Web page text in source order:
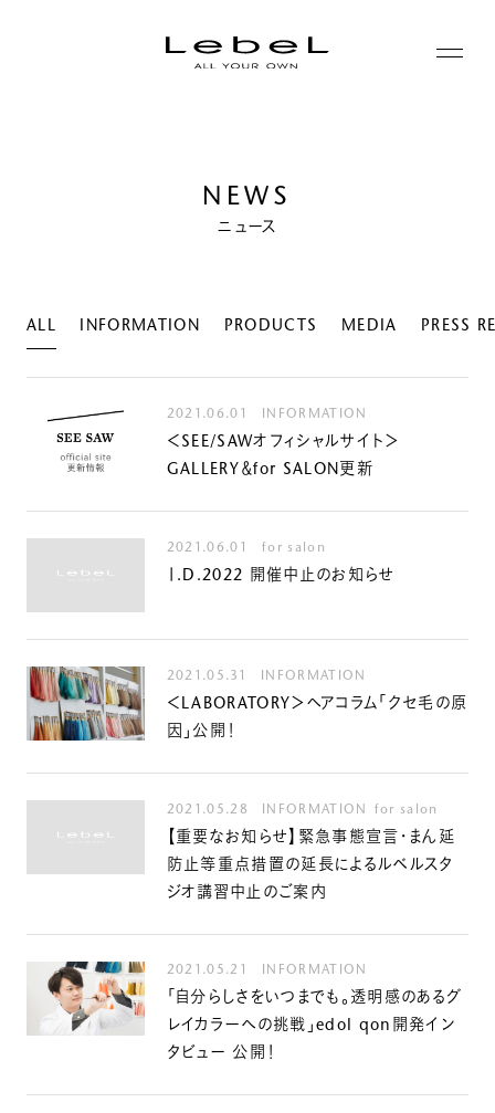
カテゴリー一覧
JOURNAL
LABORATORY
ルベルの研究開発
for SALON
NEWS
ニュース
ALL INFORMATION PRODUCTS MEDIA PRESS
2021.06.01 INFORMATION
＜SEE/SAWオフィシャルサイト＞
GALLERY＆for SALON更新
2021.06.01 for salon
Ⅰ.D.2022 開催中止のお知らせ
2021.05.31 INFORMATION
＜LABORATORY＞ヘアコラム「クセ毛の原
因」公開！
2021.05.28 INFORMATION for salon
【重要なお知らせ】緊急事態宣言・まん延
防止等重点措置の延長によるルベルスタ
ジオ講習中止のご案内
2021.05.21 INFORMATION
「自分らしさをいつまでも。透明感のあるグ
レイカラーへの挑戦」edol qon開発イン
タビュー 公開！